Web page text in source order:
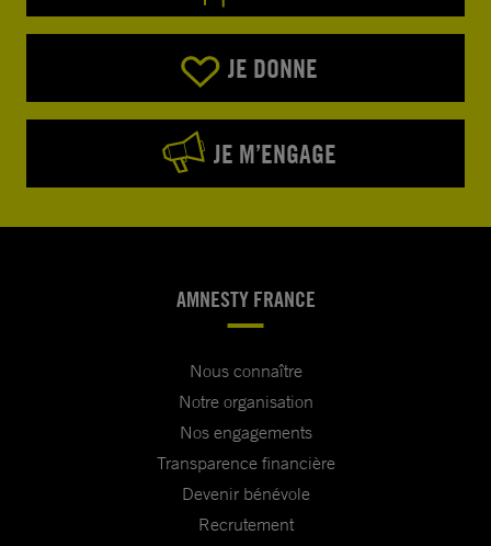
JE DONNE
JE M’ENGAGE
AMNESTY FRANCE
Nous connaître
Notre organisation
Nos engagements
Transparence financière
Devenir bénévole
Recrutement